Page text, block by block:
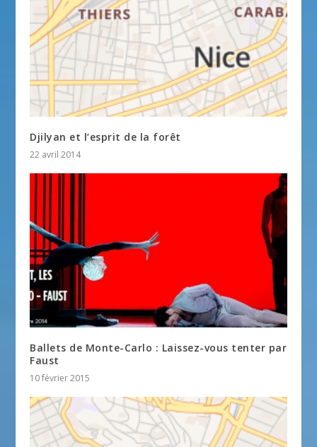
Djilyan et l’esprit de la forêt
22 avril 2014
Ballets de Monte-Carlo : Laissez-vous tenter par
Faust
10 février 2015